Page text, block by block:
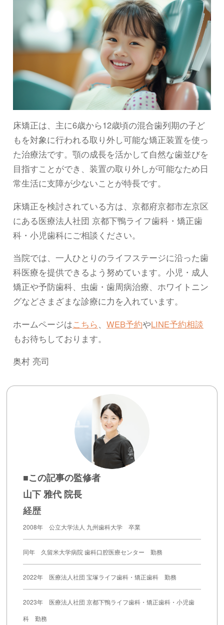
床矯正は、主に6歳から12歳頃の混合歯列期の子ど
もを対象に行われる取り外し可能な矯正装置を使っ
た治療法です。顎の成長を活かして自然な歯並びを
目指すことができ、装置の取り外しが可能なため日
常生活に支障が少ないことが特長です。
床矯正を検討されている方は、京都府京都市左京区
にある医療法人社団 京都下鴨ライフ歯科・矯正歯
科・小児歯科にご相談ください。
当院では、一人ひとりのライフステージに沿った歯
科医療を提供できるよう努めています。小児・成人
矯正や予防歯科、虫歯・歯周病治療、ホワイトニン
グなどさまざまな診療に力を入れています。
ホームページはこちら 、WEB予約やLINE予約相談
もお待ちしております。
奥村 亮司
■この記事の監修者
山下 雅代 院長
経歴
2008年 公立大学法人 九州歯科大学 卒業
同年 久留米大学病院 歯科口腔医療センター 勤務
2022年 医療法人社団 宝塚ライフ歯科・矯正歯科 勤務
2023年 医療法人社団 京都下鴨ライフ歯科・矯正歯科・小児歯
科 勤務